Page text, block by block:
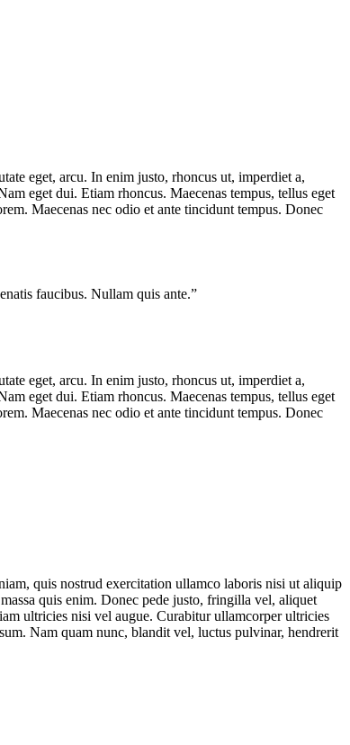
eget, arcu. In enim justo, rhoncus ut, imperdiet a,
eget dui. Etiam rhoncus. Maecenas tempus, tellus eget
Maecenas nec odio et ante tincidunt tempus. Donec
faucibus. Nullam quis ante.”
eget, arcu. In enim justo, rhoncus ut, imperdiet a,
eget dui. Etiam rhoncus. Maecenas tempus, tellus eget
Maecenas nec odio et ante tincidunt tempus. Donec
quis nostrud exercitation ullamco laboris nisi ut aliquip
quis enim. Donec pede justo, fringilla vel, aliquet
ultricies nisi vel augue. Curabitur ullamcorper ultricies
Nam quam nunc, blandit vel, luctus pulvinar, hendrerit